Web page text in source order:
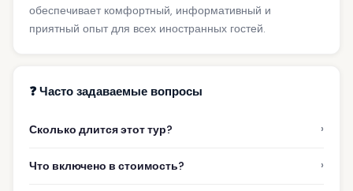
обеспечивает комфортный, информативный и
приятный опыт для всех иностранных гостей.
❓ Часто задаваемые вопросы
Сколько длится этот тур? ›
Что включено в стоимость? ›